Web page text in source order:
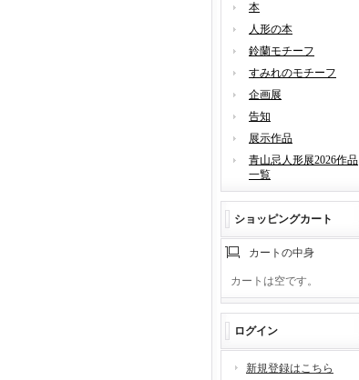
本
人形の本
鈴蘭モチーフ
すみれのモチーフ
企画展
告知
展示作品
青山忌人形展2026作品
一覧
ショッピングカート
カートの中身
カートは空です。
ログイン
新規登録はこちら